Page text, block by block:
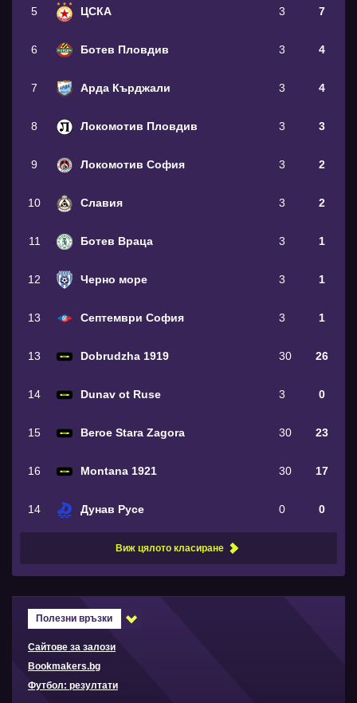
5 ЦСКА 3 7
6 Ботев Пловдив 3 4
7 Арда Кърджали 3 4
8 Локомотив Пловдив 3 3
9 Локомотив София 3 2
10 Славия 3 2
11 Ботев Враца 3 1
12 Черно море 3 1
13 Септември София 3 1
13 Dobrudzha 1919 30 26
14 Dunav ot Ruse 3 0
15 Beroe Stara Zagora 30 23
16 Montana 1921 30 17
14 Дунав Русе 0 0
Виж цялото класиране
Полезни връзки
Сайтове за залози
Bookmakers.bg
Футбол: резултати